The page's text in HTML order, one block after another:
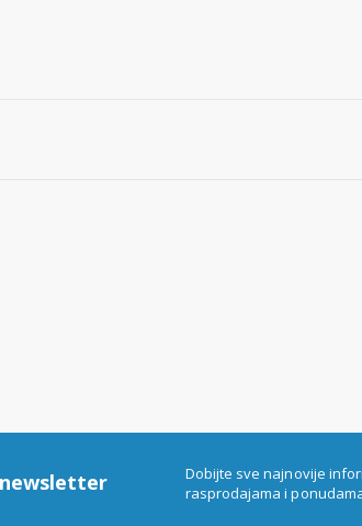
Dobijte sve najnovije
rasprodajama i